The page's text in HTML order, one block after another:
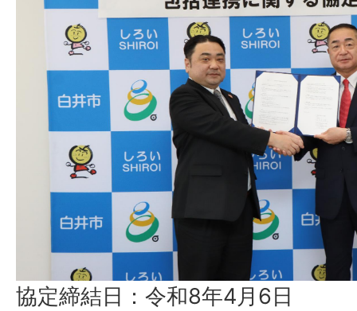
協定締結日：令和8年4月6日